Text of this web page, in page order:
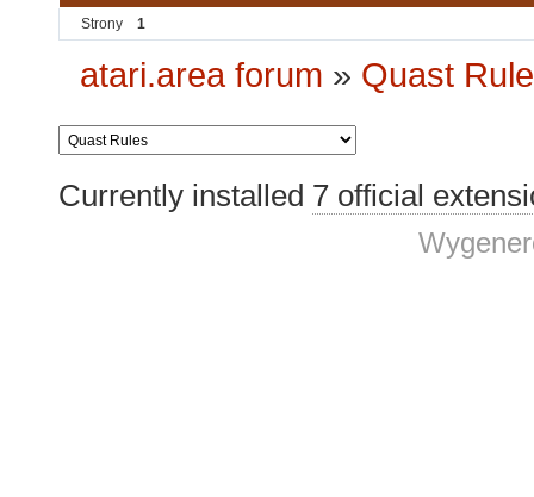
Strony 1
atari.area forum » Quast
Currently installed 7 official